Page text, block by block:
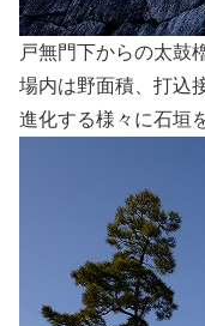
戸無門下からの太鼓
場内は野面積、打込
進化する様々に石垣